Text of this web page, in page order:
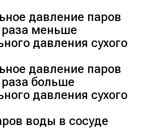
M p_{\text{н}}} =
\cdot 8{,}31 \cdot (100
0{,}018 \cdot
0{,}256 \approx
давление паров
меньше
давления сухого
давление паров
больше
давления сухого
воды в сосуде